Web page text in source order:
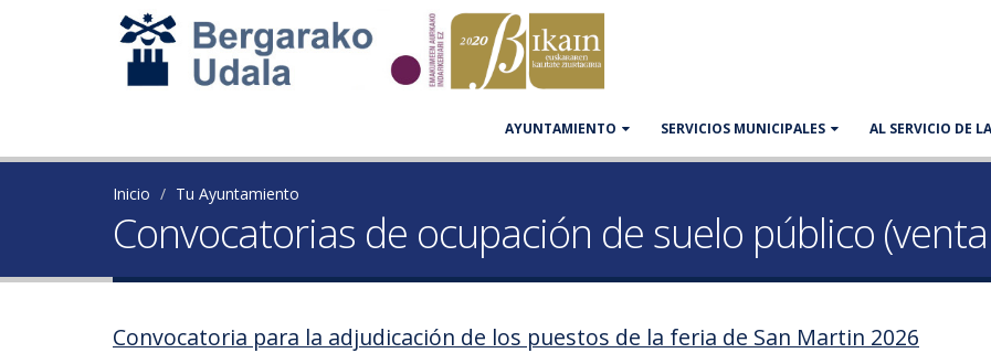
AYUNTAMIENTO SERVICIOS MUNICIPALES AL SERVICIO DE
Inicio Tu Ayuntamiento
Convocatorias de ocupación de suelo público
Convocatoria para la adjudicación de los puestos de la feria de San Martin 2026